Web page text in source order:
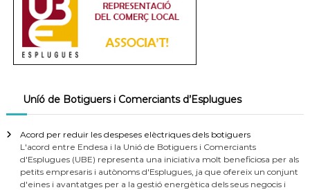
Uníó de Botiguers i Comerciants d’Esplugues
Acord per reduir les despeses elèctriques dels botiguers
L'acord entre Endesa i la Unió de Botiguers i Comerciants
d'Esplugues (UBE) representa una iniciativa molt beneficiosa per als
petits empresaris i autònoms d'Esplugues, ja que ofereix un conjunt
d'eines i avantatges per a la gestió energètica dels seus negocis i